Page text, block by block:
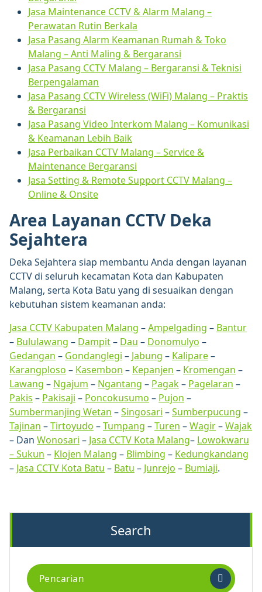
Jasa Maintenance CCTV & Alarm Malang –
Perawatan Rutin Berkala
Jasa Pasang Alarm Keamanan Rumah & Toko
Malang – Anti Maling & Bergaransi
Jasa Pasang CCTV Malang – Bergaransi & Teknisi
Berpengalaman
Jasa Pasang CCTV Wireless (WiFi) Malang – Praktis
& Bergaransi
Jasa Pasang Video Interkom Malang – Komunikasi
& Keamanan Lebih Baik
Jasa Perbaikan CCTV Malang – Service &
Maintenance Bergaransi
Jasa Setting & Remote Support CCTV Malang –
Online & Onsite
Area Layanan CCTV Deka
Sejahtera
Deka Sejahtera siap membantu Anda dengan layanan
CCTV di seluruh kecamatan Kota dan Kabupaten
Malang, serta Kota Batu yang di sesuaikan dengan
kebutuhan sistem keamanan anda:
Jasa CCTV Kabupaten Malang –Ampelgading – Bantur
– Bululawang – Dampit– Dau – Donomulyo –
Gedangan – Gondanglegi – Jabung – Kalipare–
Karangploso – Kasembon – Kepanjen – Kromengan –
Lawang – Ngajum – Ngantang – Pagak– Pagelaran –
Pakis – Pakisaji – Poncokusumo – Pujon –
Sumbermanjing Wetan –Singosari –Sumberpucung –
Tajinan –Tirtoyudo –Tumpang –Turen –Wagir–Wajak
– Dan Wonosari – Jasa CCTV Kota Malang– Lowokwaru
–Sukun – Klojen Malang – Blimbing – Kedungkandang
– Jasa CCTV Kota Batu – Batu – Junrejo – Bumiaji.
Search
Pencarian
untuk: